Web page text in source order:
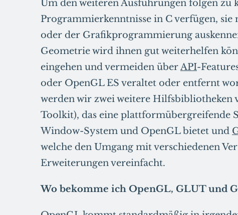
Um den weiteren Ausführungen folgen zu
Programmierkenntnisse in C verfügen,
oder der Grafikprogrammierung
Geometrie wird ihnen gut weiterhelfen
eingehen und vermeiden überAPI-
oder OpenGL ES veraltet oder entfernt
werden wir zwei weitere Hilfsbibliotheken
Toolkit), das eine plattformübergreifende
Window-System und OpenGL bietet und
welche den Umgang mit verschiedenen
Erweiterungen vereinfacht.
Wo bekomme ich OpenGL, GLUT und